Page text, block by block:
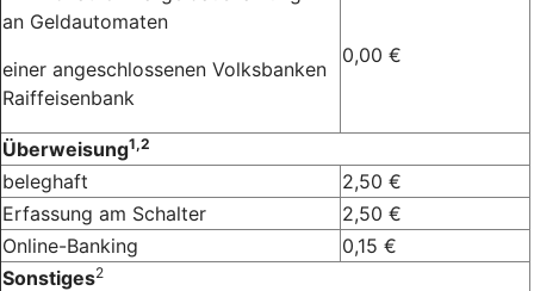
an Geldautomaten
einer angeschlossenen Volksbanken
Raiffeisenbank
0,00 €
Überweisung1,2
beleghaft
2,50 €
Erfassung am Schalter
2,50 €
Online-Banking
0,15 €
Sonstiges2